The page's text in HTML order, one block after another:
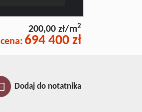
200,00 zł/m2
cena: 694 400 zł
Dodaj do notatnika